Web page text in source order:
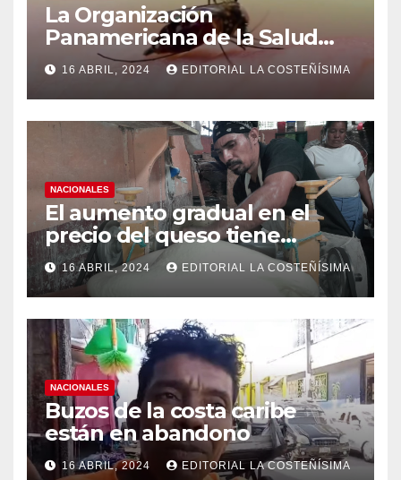
La Organización
Panamericana de la Salud
(OPS), recomienda reforzar
medidas ante el aumento de
casos de dengue
16 ABRIL, 2024 EDITORIAL LA COSTEÑÍSIMA
NACIONALES
El aumento gradual en el
precio del queso tiene
efectos a las Panaderias
16 ABRIL, 2024 EDITORIAL LA COSTEÑÍSIMA
NACIONALES
Buzos de la costa caribe
están en abandono
16 ABRIL, 2024 EDITORIAL LA COSTEÑÍSIMA